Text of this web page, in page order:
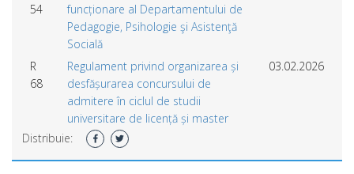
54
funcționare al Departamentului de
Pedagogie, Psihologie şi Asistenţă
Socială
R
68
Regulament privind organizarea și
desfășurarea concursului de
admitere în ciclul de studii
universitare de licență și master
03.02.2026
Distribuie: